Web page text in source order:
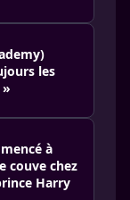
les
à
couve chez
Harry